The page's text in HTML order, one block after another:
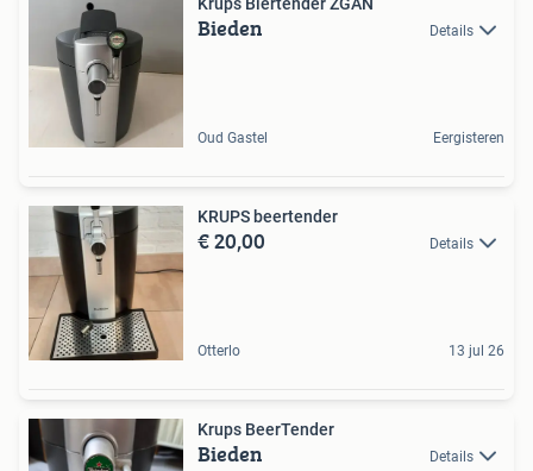
Bieden Details
Oud Gastel Eergisteren
KRUPS beertender
€ 20,00 Details
Otterlo 13 jul 26
Krups BeerTender
Bieden Details